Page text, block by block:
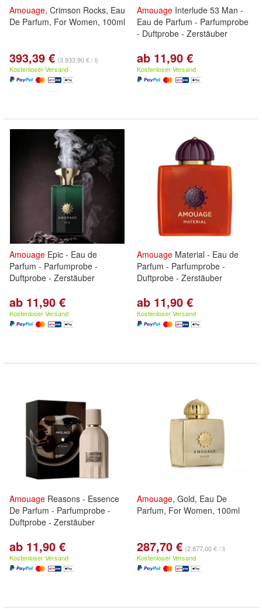
Amouage, Crimson Rocks, Eau
De Parfum, For Women, 100ml
393,39 € (3.933,90 € / l)
Kostenloser Versand
Amouage Interlude 53 Man -
Eau de Parfum - Parfumprobe
- Duftprobe - Zerstäuber
ab 11,90 €
Kostenloser Versand
Amouage Epic - Eau de
Parfum - Parfumprobe -
Duftprobe - Zerstäuber
ab 11,90 €
Kostenloser Versand
Amouage Material - Eau de
Parfum - Parfumprobe -
Duftprobe - Zerstäuber
ab 11,90 €
Kostenloser Versand
Amouage Reasons - Essence
De Parfum - Parfumprobe -
Duftprobe - Zerstäuber
ab 11,90 €
Kostenloser Versand
Amouage, Gold, Eau De
Parfum, For Women, 100ml
287,70 € (2.877,00 € / l)
Kostenloser Versand